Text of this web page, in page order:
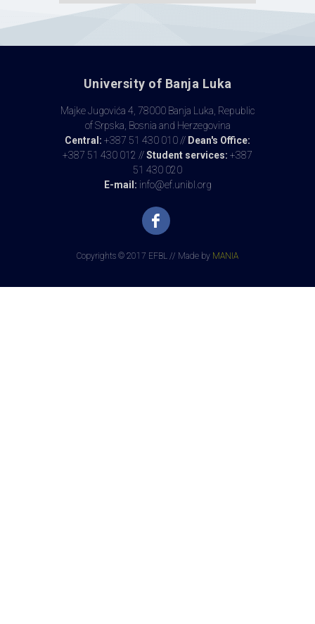
University of Banja Luka
Majke Jugovića 4, 78000 Banja Luka, Republic
of Srpska, Bosnia and Herzegovina
Central: +387 51 430 010 // Dean's Office:
+387 51 430 012 //Student services: +387
51 430 020
E-mail: info@ef.unibl.org
Copyrights © 2017 EFBL // Made by MANIA